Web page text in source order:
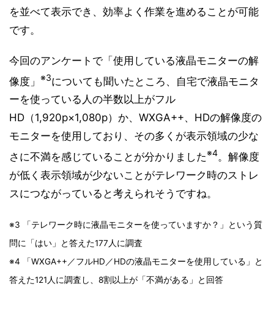
を並べて表示でき、効率よく作業を進めることが可能
です。
今回のアンケートで「使用している液晶モニターの解
像度」 ※3についても聞いたところ、自宅で液晶モニタ
ーを使っている人の半数以上がフル
HD（1,920p×1,080p）か、WXGA++、HDの解像度の
モニターを使用しており、その多くが表示領域の少な
さに不満を感じていることが分かりました※4。解像度
が低く表示領域が少ないことがテレワーク時のストレ
スにつながっていると考えられそうですね。
※3 「テレワーク時に液晶モニターを使っていますか？」という質
問に「はい」と答えた177人に調査
※4 「WXGA++／フルHD／HDの液晶モニターを使用している」と
答えた121人に調査し、8割以上が「不満がある」と回答